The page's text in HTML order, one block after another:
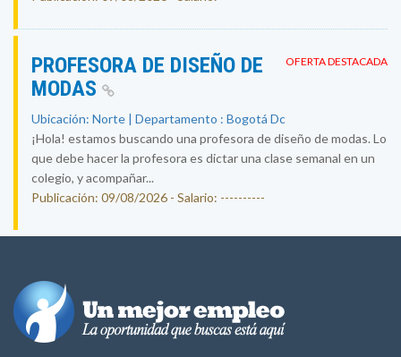
OFERTA DESTACADA
PROFESORA DE DISEÑO DE
MODAS
Ubicación: Norte | Departamento : Bogotá Dc
¡Hola! estamos buscando una profesora de diseño de modas. Lo
que debe hacer la profesora es dictar una clase semanal en un
colegio, y acompañar...
Publicación: 09/08/2026 - Salario: ----------